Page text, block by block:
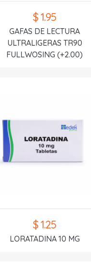
$ 1.95
GAFAS DE LECTURA
ULTRALIGERAS TR90
FULLWOSING (+2.00)
$ 1.25
LORATADINA 10 MG